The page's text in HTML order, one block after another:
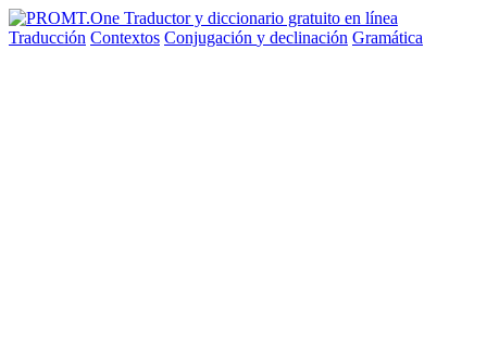
Traducción Contextos Conjugación y declinación Gramática